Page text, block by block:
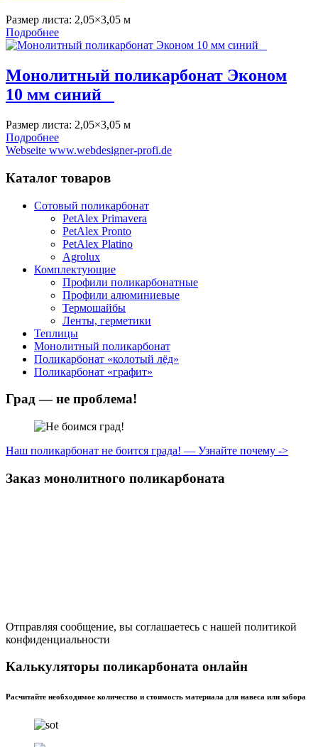
Размер листа: 2,05×3,05 м
Подробнее
Монолитный поликарбонат Эконом
10 мм синий
Размер листа: 2,05×3,05 м
Подробнее
Webseite www.webdesigner-profi.de
Каталог товаров
Сотовый поликарбонат
PetAlex Primavera
PetAlex Pronto
PetAlex Platino
Agrolux
Комплектующие
Профили поликарбонатные
Профили алюминиевые
Термошайбы
Ленты, герметики
Теплицы
Монолитный поликарбонат
Поликарбонат «колотый лёд»
Поликарбонат «графит»
Град — не проблема!
Наш поликарбонат не боится града! — Узнайте почему ->
Заказ монолитного поликарбоната
Отправляя сообщение, вы соглашаетесь с нашей политикой
конфиденциальности
Калькуляторы поликарбоната онлайн
Расчитайте необходимое количество и стоимость материала для навеса или забора